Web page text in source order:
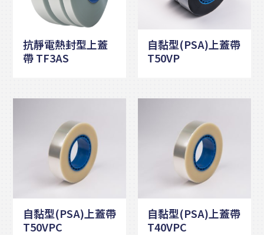
抗靜電熱封型上蓋
帶 TF3AS
自黏型(PSA)上蓋帶
T50VP
自黏型(PSA)上蓋帶
T50VPC
自黏型(PSA)上蓋帶
T40VPC